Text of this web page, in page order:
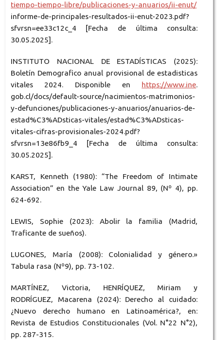
tiempo-tiempo-libre/publicaciones-y-anuarios/ii-enut/
informe-de-principales-resultados-ii-enut-2023.pdf?
sfvrsn=ee33c12c_4 [Fecha de última consulta:
30.05.2025].
INSTITUTO NACIONAL DE ESTADÍSTICAS (2025):
Boletín Demografico anual provisional de estadisticas
vitales 2024. Disponible en https://www.ine.
gob.cl/docs/default-source/nacimientos-matrimonios-
y-defunciones/publicaciones-y-anuarios/anuarios-de-
estad%C3%ADsticas-vitales/estad%C3%ADsticas-
vitales-cifras-provisionales-2024.pdf?
sfvrsn=13e86fb9_4 [Fecha de última consulta:
30.05.2025].
KARST, Kenneth (1980): “The Freedom of Intimate
Association” en the Yale Law Journal 89, (Nº 4), pp.
624-692.
LEWIS, Sophie (2023): Abolir la familia (Madrid,
Traficante de sueños).
LUGONES, María (2008): Colonialidad y género.»
Tabula rasa (Nº9), pp. 73-102.
MARTÍNEZ, Victoria, HENRÍQUEZ, Miriam y
RODRÍGUEZ, Macarena (2024): Derecho al cuidado:
¿Nuevo derecho humano en Latinoamérica?, en:
Revista de Estudios Constitucionales (Vol. N°22 N°2),
pp. 287-315.